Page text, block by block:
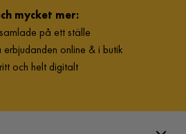
mycket mer:
på ett ställe
erbjudanden online & i butik
och helt digitalt